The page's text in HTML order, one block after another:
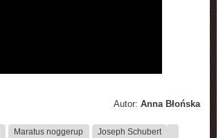
Autor: Anna Błońska
Maratus noggerup Joseph Schubert